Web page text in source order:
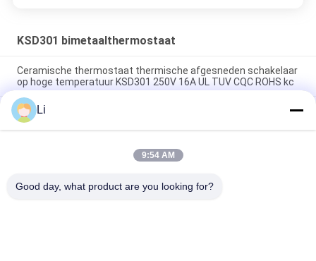
KSD301 bimetaalthermostaat
Ceramische thermostaat thermische afgesneden schakelaar
op hoge temperatuur KSD301 250V 16A UL TUV CQC ROHS kc
De bimetaalthermostaten van de Schijf Onverwachte Actie,
lage temperatuur beperkten controleschakelaar H31 250V 10
13C
Onverwachte Actietype KSD301 Bimetaalthermostaatac
Li
9:54 AM
Good day, what product are you looking for?